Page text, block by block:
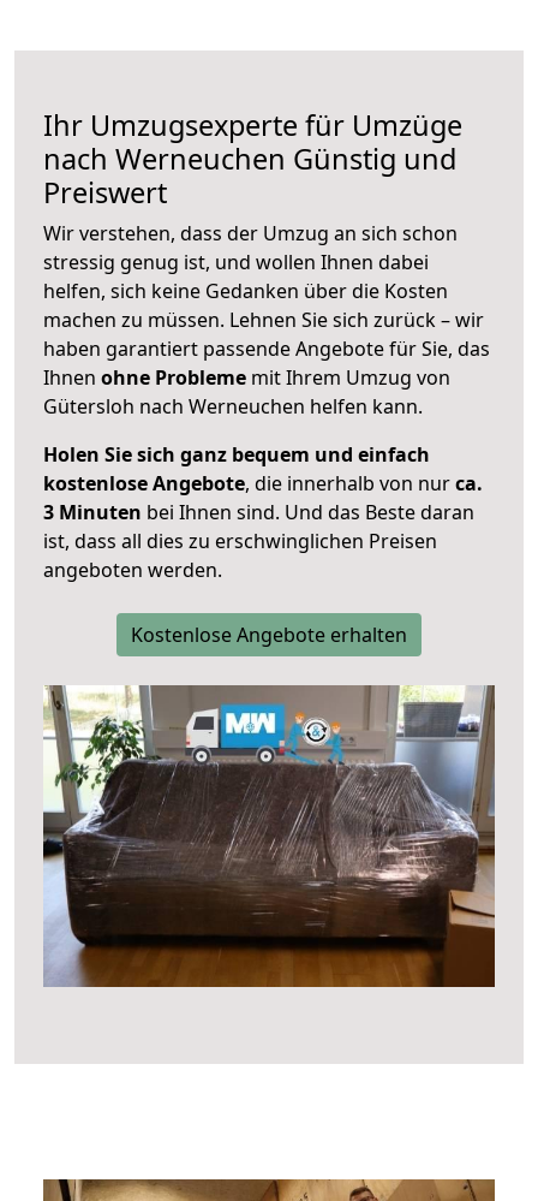
Ihr Umzugsexperte für Umzüge
nach Werneuchen Günstig und
Preiswert
Wir verstehen, dass der Umzug an sich schon
stressig genug ist, und wollen Ihnen dabei
helfen, sich keine Gedanken über die Kosten
machen zu müssen. Lehnen Sie sich zurück – wir
haben garantiert passende Angebote für Sie, das
Ihnen ohne Probleme mit Ihrem Umzug von
Gütersloh nach Werneuchen helfen kann.
Holen Sie sich ganz bequem und einfach
kostenlose Angebote, die innerhalb von nurca.
3 Minuten bei Ihnen sind. Und das Beste daran
ist, dass all dies zu erschwinglichen Preisen
angeboten werden.
Kostenlose Angebote erhalten